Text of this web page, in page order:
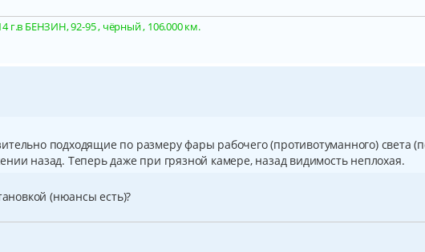
г.в БЕНЗИН, 92-95 , чёрный , 106.000 км.
подходящие по размеру фары рабочего (противотуманного) света
назад. Теперь даже при грязной камере, назад видимость неплохая.
(нюансы есть)?